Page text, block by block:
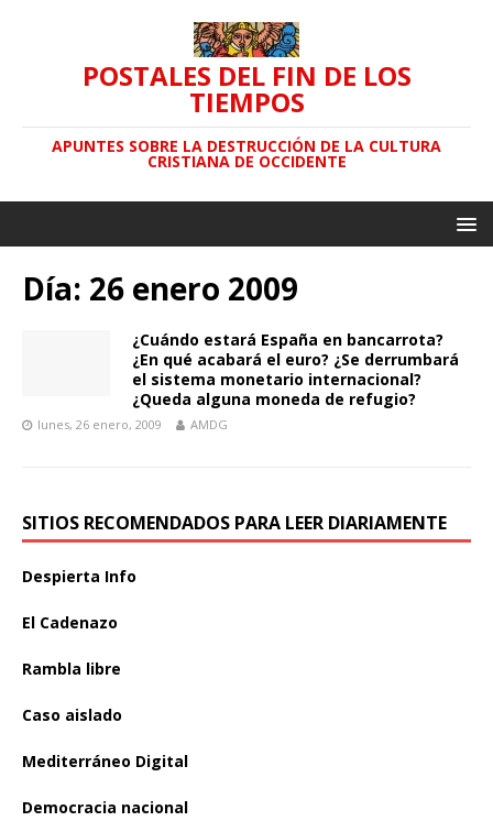
POSTALES DEL FIN DE LOS
TIEMPOS
APUNTES SOBRE LA DESTRUCCIÓN DE LA CULTURA
CRISTIANA DE OCCIDENTE
Día: 26 enero 2009
¿Cuándo estará España en bancarrota?
¿En qué acabará el euro? ¿Se derrumbará
el sistema monetario internacional?
¿Queda alguna moneda de refugio?
lunes, 26 enero, 2009 AMDG
SITIOS RECOMENDADOS PARA LEER DIARIAMENTE
Despierta Info
El Cadenazo
Rambla libre
Caso aislado
Mediterráneo Digital
Democracia nacional